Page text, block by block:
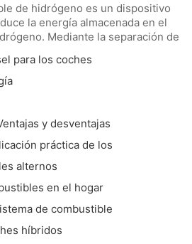
de hidrógeno es un dispositivo
la energía almacenada en el
Mediante la separación de
puede ser almacenado, o se
para los coches
y desventajas
práctica de los
alternos
en el hogar
de combustible
híbridos